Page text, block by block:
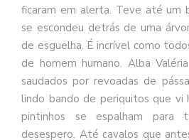
ficaram em alerta. Teve até um
se escondeu detrás de uma
de esguelha. É incrível como
de homem humano. Alba
saudados por revoadas de
lindo bando de periquitos que vi
pintinhos se espalham para
desespero. Até cavalos que